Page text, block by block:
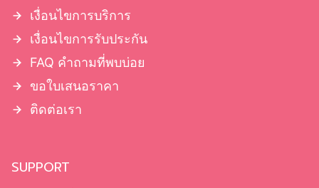
เงื่อนไขการบริการ
เงื่อนไขการรับประกัน
FAQ คำถามที่พบบ่อย
ขอใบเสนอราคา
ติดต่อเรา
SUPPORT